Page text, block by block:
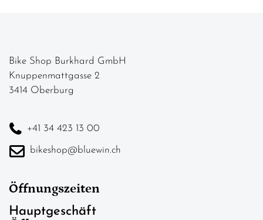
Bike Shop Burkhard GmbH
Knuppenmattgasse 2
3414 Oberburg
+41 34 423 13 00
bikeshop@bluewin.ch
Öffnungszeiten
Hauptgeschäft